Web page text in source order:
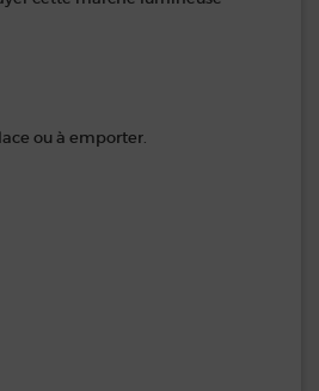
ou à emporter.